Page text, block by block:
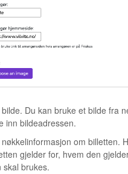
Du kan bruke et bilde fra
inn bildeadressen.
om billetten.
gjelder for, hvem den
skal brukes.